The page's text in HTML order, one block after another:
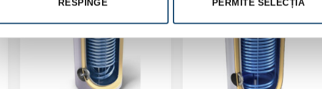
RESPINGE PERMITE SELECȚIA